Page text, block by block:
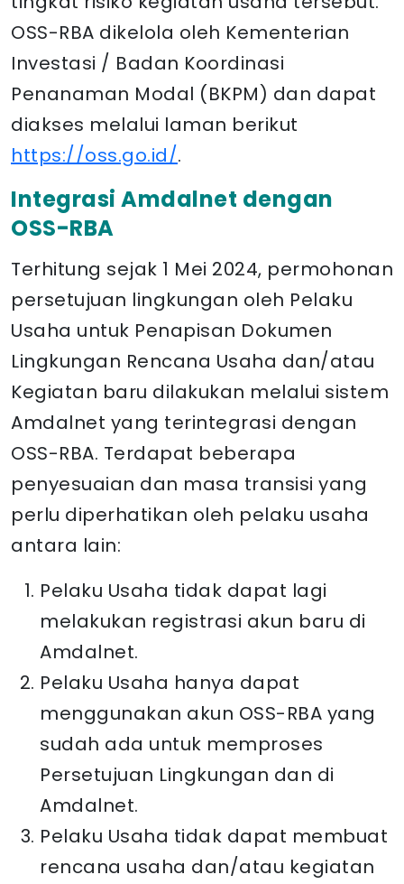
OSS-RBA dikelola oleh Kementerian
Investasi / Badan Koordinasi
Penanaman Modal (BKPM) dan dapat
diakses melalui laman berikut
https://oss.go.id/.
Integrasi Amdalnet dengan
OSS-RBA
Terhitung sejak 1 Mei 2024, permohonan
persetujuan lingkungan oleh Pelaku
Usaha untuk Penapisan Dokumen
Lingkungan Rencana Usaha dan/atau
Kegiatan baru dilakukan melalui sistem
Amdalnet yang terintegrasi dengan
OSS-RBA. Terdapat beberapa
penyesuaian dan masa transisi yang
perlu diperhatikan oleh pelaku usaha
antara lain:
Pelaku Usaha tidak dapat lagi
melakukan registrasi akun baru di
Amdalnet.
Pelaku Usaha hanya dapat
menggunakan akun OSS-RBA yang
sudah ada untuk memproses
Persetujuan Lingkungan dan di
Amdalnet.
Pelaku Usaha tidak dapat membuat
rencana usaha dan/atau kegiatan